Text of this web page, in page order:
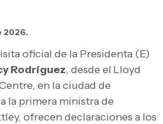
2026.
oficial de la Presidenta (E)
Rodríguez, desde el Lloyd
en la ciudad de
la primera ministra de
ofrecen declaraciones a los